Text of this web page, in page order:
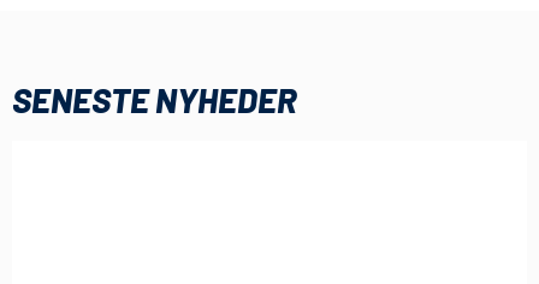
SENESTE NYHEDER